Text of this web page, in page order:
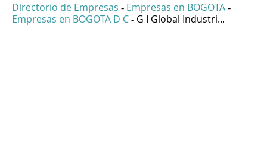
Directorio de Empresas - Empresas en BOGOTA -
Empresas en BOGOTA D C - G I Global Industri...